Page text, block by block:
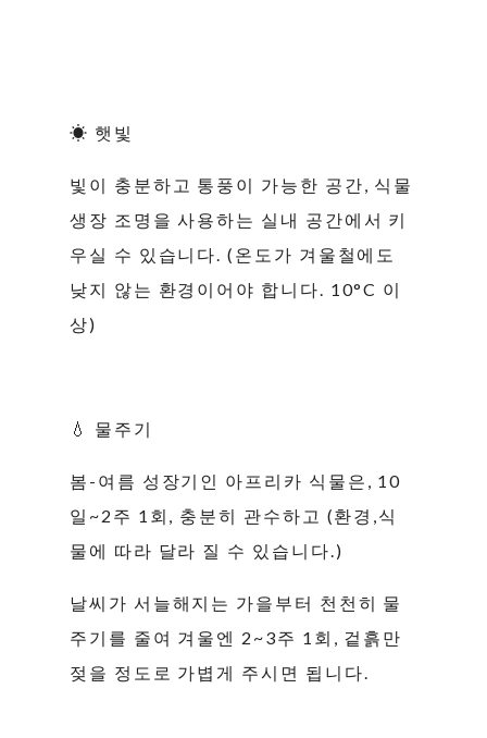
☀ 햇빛
빛이 충분하고 통풍이 가능한 공간, 식물
생장 조명을 사용하는 실내 공간에서 키
우실 수 있습니다. (온도가 겨울철에도
낮지 않는 환경이어야 합니다. 10°C 이
상)
💧 물주기
봄-여름 성장기인 아프리카 식물은, 10
일~2주 1회, 충분히 관수하고 (환경,식
물에 따라 달라 질 수 있습니다.)
날씨가 서늘해지는 가을부터 천천히 물
주기를 줄여 겨울엔 2~3주 1회, 겉흙만
젖을 정도로 가볍게 주시면 됩니다.